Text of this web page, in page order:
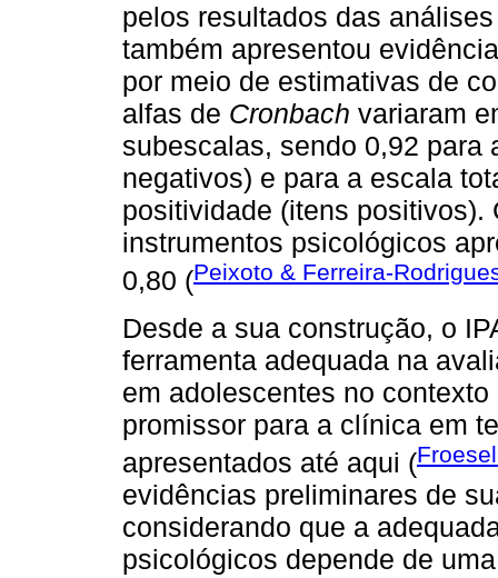
pelos resultados das
também apresentou
por meio de estimativas de
alfas de Cronbach variaram
subescalas, sendo 0,92 para
negativos) e para a escala
positividade (itens
instrumentos psicológicos
0,80 (Peixoto & Ferreira-
Desde a sua construção, o
ferramenta adequada na
em adolescentes no
promissor para a clínica em
apresentados até aqui (
evidências preliminares de
considerando que a
psicológicos depende de